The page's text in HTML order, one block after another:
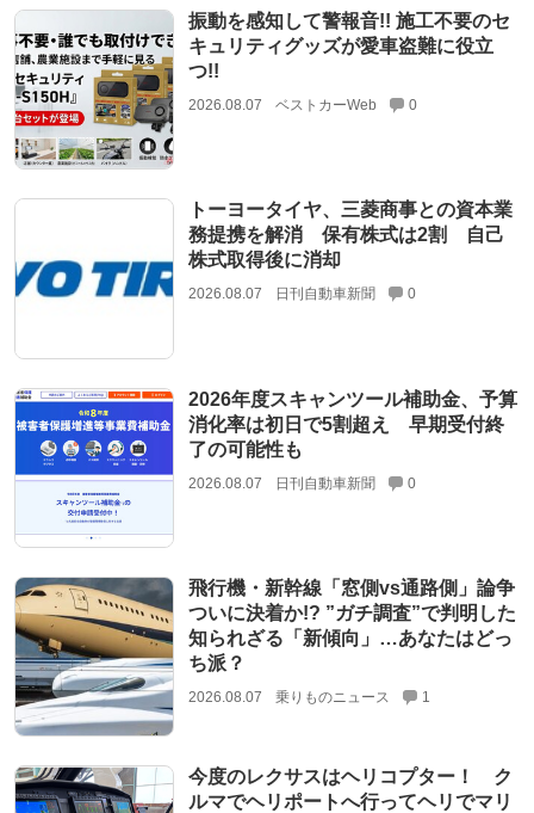
振動を感知して警報音!! 施工不要のセ
キュリティグッズが愛車盗難に役立
つ!!
2026.08.07 ベストカーWeb 0
トーヨータイヤ、三菱商事との資本業
務提携を解消 保有株式は2割 自己
株式取得後に消却
2026.08.07 日刊自動車新聞 0
2026年度スキャンツール補助金、予算
消化率は初日で5割超え 早期受付終
了の可能性も
2026.08.07 日刊自動車新聞 0
飛行機・新幹線「窓側vs通路側」論争
ついに決着か!? ”ガチ調査”で判明した
知られざる「新傾向」…あなたはどっ
ち派？
2026.08.07 乗りものニュース 1
今度のレクサスはヘリコプター！ ク
ルマでヘリポートへ行ってヘリでマリ